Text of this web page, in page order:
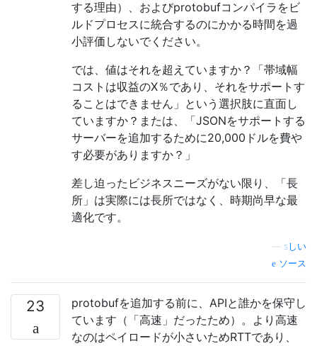
する理由）、およびprotobufコンパイラをビ
ルドプロセスに統合するのにかかる時間を過
小評価しないでください。
では、値はそれを超えていますか？「帯域幅
コストは収益のX％であり、それをサポートす
ることはできません」という選択肢に直面し
ていますか？または、「JSONをサポートする
サーバーを追加するために20,000ドルを費や
す必要がありますか？」
差し迫ったビジネスニーズがない限り、「長
所」は実際には長所ではなく、時期尚早な最
適化です。
sしい
ソース
23
protobufを追加する前に、APIと誰かを保守し
ています（「高速」だったため）。より高速
なのはペイロードが小さいためRTTであり、